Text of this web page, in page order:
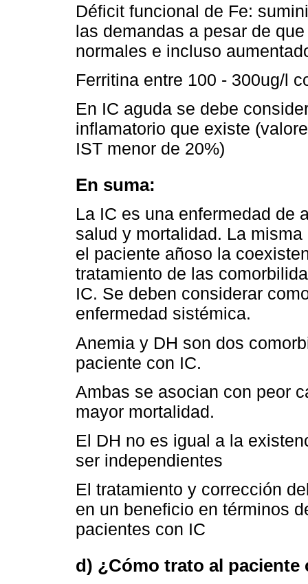
Déficit funcional de Fe:
las demandas a pesar de
normales e incluso
Ferritina entre 100 - 300ug/l
En IC aguda se debe
inflamatorio que existe
IST menor de 20%)
En suma:
La IC es una enfermedad de
salud y mortalidad. La
el paciente añoso la
tratamiento de las
IC. Se deben considerar
enfermedad sistémica.
Anemia y DH son dos
paciente con IC.
Ambas se asocian con peor
mayor mortalidad.
El DH no es igual a la
ser independientes
El tratamiento y corrección
en un beneficio en términos
pacientes con IC
d) ¿Cómo trato al